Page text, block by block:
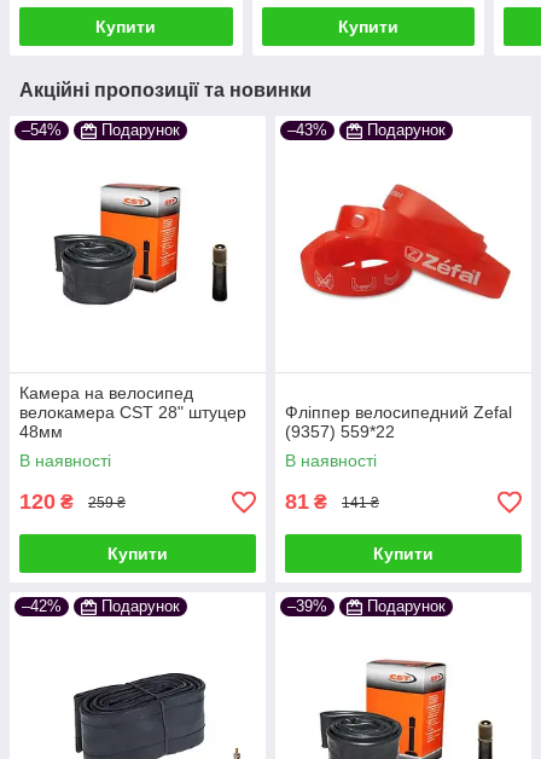
Купити Купити
Акційні пропозиції та новинки
–54% Подарунок
Камера на велосипед
велокамера CST 28" штуцер
48мм
В наявності
120 ₴ 259 ₴
Купити
–43% Подарунок
Фліппер велосипедний Zefal
(9357) 559*22
В наявності
81 ₴ 141 ₴
Купити
–42% Подарунок –39% Подарунок